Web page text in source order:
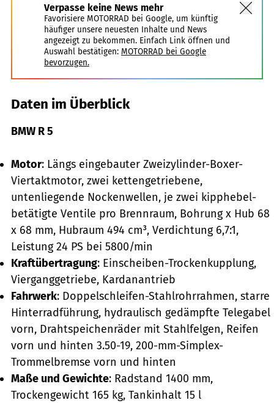
Verpasse keine News mehr
Favorisiere MOTORRAD bei Google, um künftig
häufiger unsere neuesten Inhalte und News
angezeigt zu bekommen. Einfach Link öffnen und
Auswahl bestätigen: MOTORRAD bei Google
bevorzugen.
Daten im Überblick
BMW R 5
Motor: Längs eingebauter Zweizylinder-Boxer-
Viertaktmotor, zwei ­kettengetriebene,
untenliegende Nockenwellen, je zwei kipphebel­
betätigte Ventile pro Brennraum, Bohrung x Hub 68
x 68 mm, Hubraum 494 cm³, Ver­dichtung 6,7:1,
Leistung 24 PS bei 5800/min
Kraftübertragung: Einscheiben-Trockenkupplung,
Vierganggetriebe, Kardanantrieb
Fahrwerk: Doppelschleifen-Stahlrohrrahmen, starre
Hinterradführung, hydraulisch gedämpfte Telegabel
vorn, Drahtspeichenräder mit Stahl­felgen, Reifen
vorn und hinten 3.50-19, 200-mm-Simplex-
Trommelbremse vorn und hinten
Maße und Gewichte: Radstand 1400 mm,
Trockengewicht 165 kg, Tankinhalt 15 l